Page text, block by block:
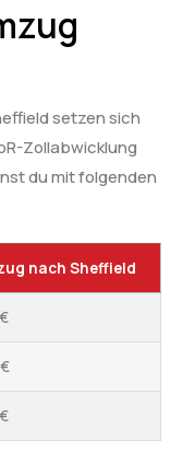
setzen sich
Zollabwicklung
du mit folgenden
nach Sheffield